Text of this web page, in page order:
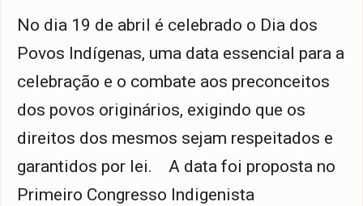
No dia 19 de abril é celebrado o Dia dos
Povos Indígenas, uma data essencial para a
celebração e o combate aos preconceitos
dos povos originários, exigindo que os
direitos dos mesmos sejam respeitados e
garantidos por lei. A data foi proposta no
Primeiro Congresso Indigenista